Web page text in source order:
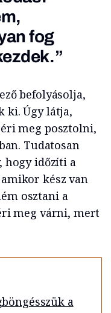
fog
befolyásolja,
ki. Úgy látja,
meg posztolni,
Tudatosan
hogy időzíti a
kész van
osztani a
meg várni, mert
a